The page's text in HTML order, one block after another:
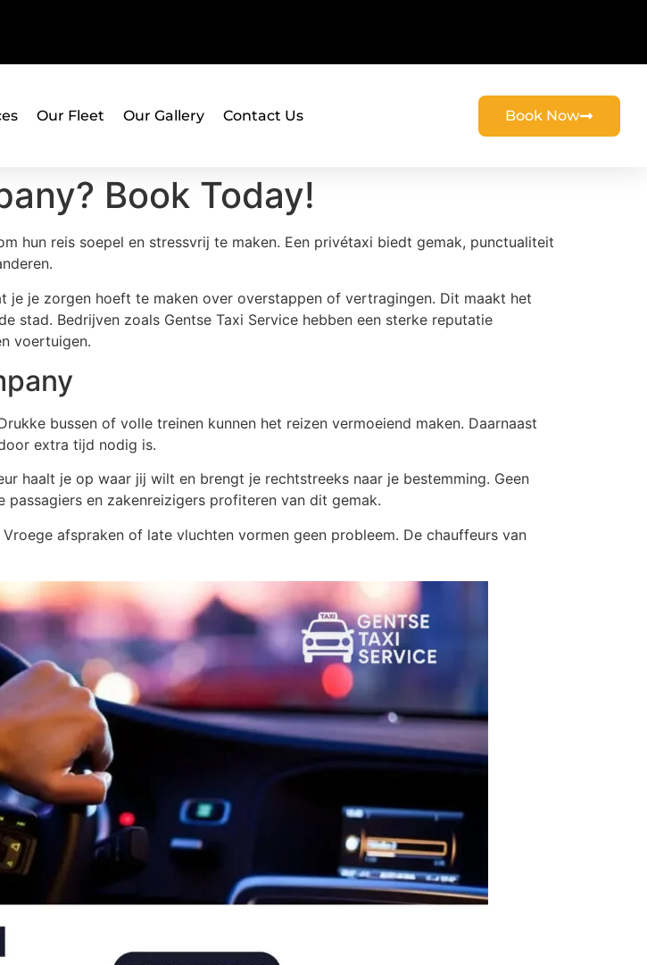
Our Fleet Our Gallery Contact Us Book Now
Book Today!
hun reis soepel en stressvrij te maken. Een privétaxi biedt gemak, punctualiteit
je je zorgen hoeft te maken over overstappen of vertragingen. Dit maakt het
Bedrijven zoals Gentse Taxi Service hebben een sterke reputatie
voertuigen.
bussen of volle treinen kunnen het reizen vermoeiend maken. Daarnaast
extra tijd nodig is.
haalt je op waar jij wilt en brengt je rechtstreeks naar je bestemming. Geen
en zakenreizigers profiteren van dit gemak.
afspraken of late vluchten vormen geen probleem. De chauffeurs van